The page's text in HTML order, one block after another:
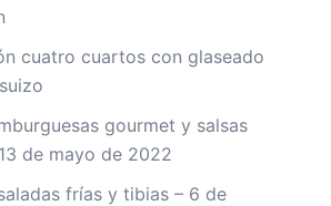
cuatro cuartos con glaseado
gourmet y salsas
de mayo de 2022
frías y tibias – 6 de